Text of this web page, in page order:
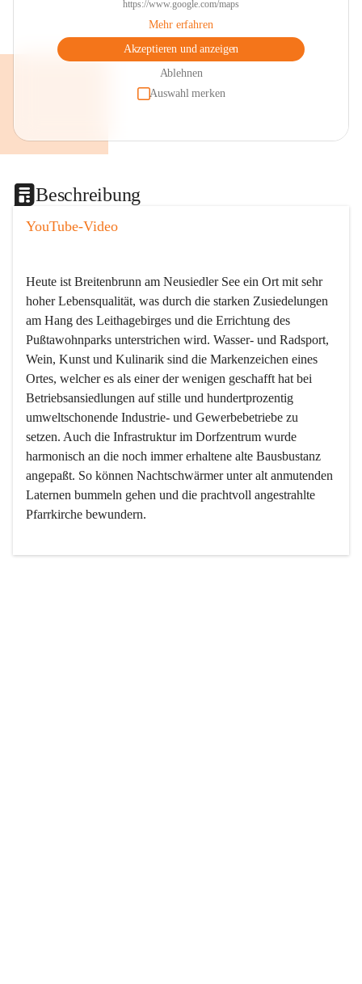
https://www.google.com/maps
Mehr erfahren
Akzeptieren und anzeigen
Ablehnen
Auswahl merken
Beschreibung
YouTube-Video
Heute ist Breitenbrunn am Neusiedler See ein Ort mit sehr
hoher Lebensqualität, was durch die starken Zusiedelungen
am Hang des Leithagebirges und die Errichtung des
Pußtawohnparks unterstrichen wird. Wasser- und Radsport,
Wein, Kunst und Kulinarik sind die Markenzeichen eines
Ortes, welcher es als einer der wenigen geschafft hat bei
Betriebsansiedlungen auf stille und hundertprozentig
umweltschonende Industrie- und Gewerbebetriebe zu
setzen. Auch die Infrastruktur im Dorfzentrum wurde
harmonisch an die noch immer erhaltene alte Bausbustanz
angepaßt. So können Nachtschwärmer unter alt anmutenden
Laternen bummeln gehen und die prachtvoll angestrahlte
Pfarrkirche bewundern.
Der Weinbau dominert heute nicht mehr, ist aber integrativer